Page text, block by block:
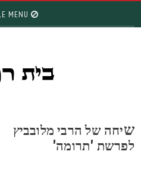
TOGGLE MENU
יחה של הרבי מלובביץ
'תרומה'